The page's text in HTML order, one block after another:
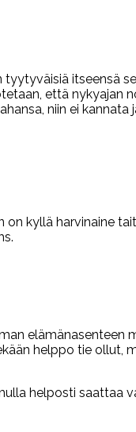
itseensä
että nykyajan
niin ei kannata
kyllä harvinaine
helppo tie ollut,
helposti saattaa